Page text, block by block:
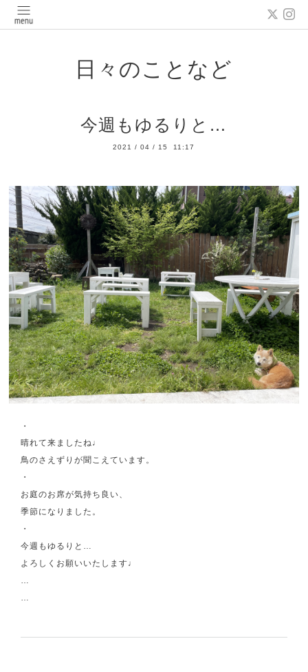
日々のことなど
今週もゆるりと…
2021 /04 / 15 11:17
・
晴れて来ましたね♩
鳥のさえずりが聞こえています。
・
お庭のお席が気持ち良い、
季節になりました。
・
今週もゆるりと…
よろしくお願いいたします♩
…